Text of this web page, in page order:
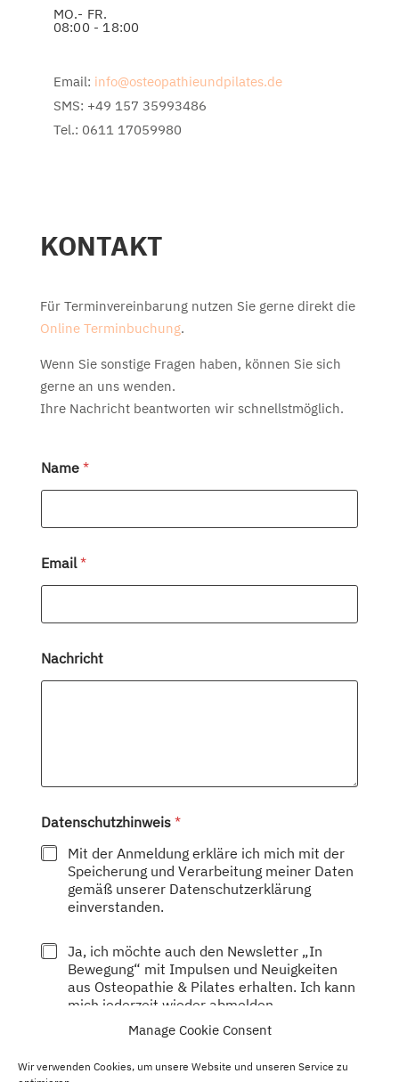
Manage Cookie Consent
Wir verwenden Cookies, um unsere Website und unseren Service zu
MO.- FR.
08:00 - 18:00
Email: info@osteopathieundpilates.de
SMS: +49 157 35993486
Tel.: 0611 17059980
KONTAKT
Für Terminvereinbarung nutzen Sie gerne direkt die
Online Terminbuchung.
Wenn Sie sonstige Fragen haben, können Sie sich
gerne an uns wenden.
Ihre Nachricht beantworten wir schnellstmöglich.
Name *
Email*
Nachricht
Datenschutzhinweis *
Mit der Anmeldung erkläre ich mich mit der
Speicherung und Verarbeitung meiner Daten
gemäß unserer Datenschutzerklärung
einverstanden.
N
t
Ja, ich möchte auch den Newsletter „In
Bewegung“ mit Impulsen und Neuigkeiten
aus Osteopathie & Pilates erhalten. Ich kann
mich jederzeit wieder abmelden.